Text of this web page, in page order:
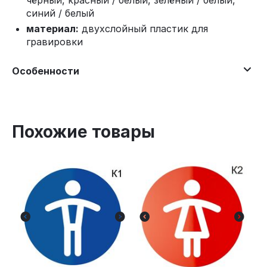
синий / белый
материал: двухслойный пластик для
гравировки
Особенности
Похожие товары